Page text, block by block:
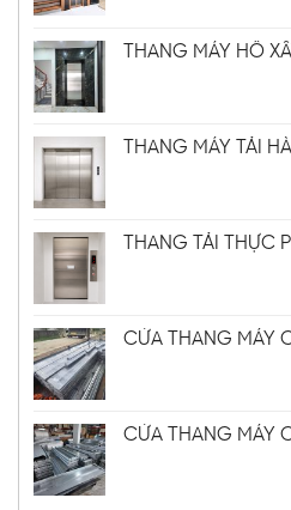
THANG MÁY HỐ
THANG MÁY TẢI
THANG TẢI THỰC
CỬA THANG MÁY
CỬA THANG MÁY